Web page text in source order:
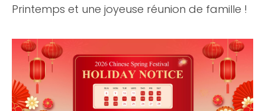
Printemps et une joyeuse réunion de famille !